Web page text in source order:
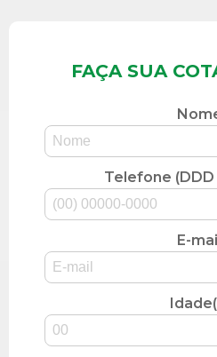
FAÇA SUA
Telefone
E-